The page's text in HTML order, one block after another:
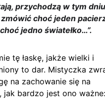
przychodzą w tym
choć jeden
jedno światełko…”.
tę łaskę, jakże wielki i
to dar. Mistyczka
na zachowanie się na
jak bardzo jest ono ważne: